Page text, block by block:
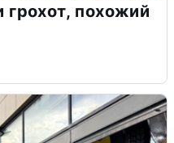
похожий